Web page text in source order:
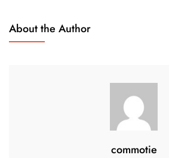
About the Author
commotie